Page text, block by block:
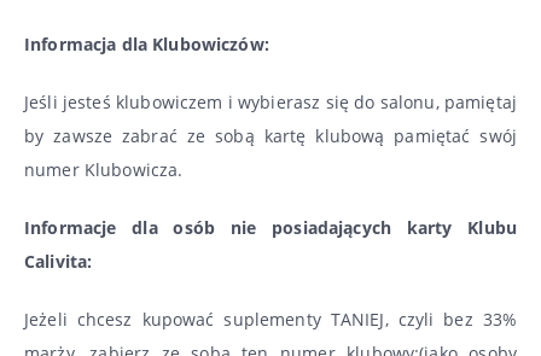
Informacja dla Klubowiczów:
Jeśli jesteś klubowiczem i wybierasz się do salonu, pamiętaj
by zawsze zabrać ze sobą kartę klubową pamiętać swój
numer Klubowicza.
Informacje dla osób nie posiadających karty Klubu
Calivita:
Jeżeli chcesz kupować suplementy TANIEJ, czyli bez 33%